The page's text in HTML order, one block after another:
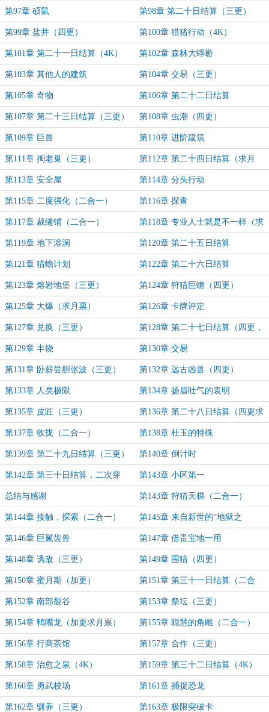
第97章 硕鼠 第98章 第二十日结算（三更）
第99章 盐井（四更） 第100章 猎猪行动（4K）
第101章 第二十一日结算（4K） 第102章 森林大蜉蝣
第103章 其他人的建筑 第104章 交易（三更）
第105章 奇物 第106章 第二十二日结算
第107章 第二十三日结算（三更） 第108章 虫潮（四更）
第109章 巨兽 第110章 进阶建筑
第111章 掏老巢（三更） 第112章 第二十四日结算（求月
票）
第113章 安全屋 第114章 分头行动
第115章 二度强化（二合一） 第116章 探查
第117章 裁缝铺（二合一） 第118章 专业人士就是不一样（求
月票）
第119章 地下溶洞 第120章 第二十五日结算
第121章 猎蟾计划 第122章 第二十六日结算
第123章 熔岩地堡（三更） 第124章 狩猎巨蟾（四更）
第125章 大爆（求月票） 第126章 卡牌评定
第127章 兑换（三更） 第128章 第二十七日结算（四更，
求月票）
第129章 丰饶 第130章 交易
第131章 卧薪尝胆张波（三更） 第132章 远古凶兽（四更）
第133章 人类极限 第134章 扬眉吐气的袁明
第135章 皮匠（三更） 第136章 第二十八日结算（四更求
票票）
第137章 收拢（二合一） 第138章 杜玉的特殊
第139章 第二十九日结算（三更） 第140章 倒计时
第142章 第三十日结算，二次穿
越！
第143章 小区第一
总结与感谢 第143章 狩猎天梯（二合一）
第144章 接触，探索（二合一） 第145章 来自新世的“地狱之
牙”（加更）
第146章 巨鬣齿兽 第147章 借贵宝地一用
第148章 诱敌（三更） 第149章 围猎（四更）
第150章 蜜月期（加更） 第151章 第三十一日结算（二合
一）
第152章 南部裂谷 第153章 祭坛（三更）
第154章 鸭嘴龙（加更求月票） 第155章 聪慧的角雕（二合一）
第156章 行商茶馆 第157章 合作（三更）
第158章 治愈之泉（4K） 第159章 第三十二日结算（4K）
第160章 勇武校场 第161章 捕捉恐龙
第162章 驯养（三更） 第163章 极限突破卡